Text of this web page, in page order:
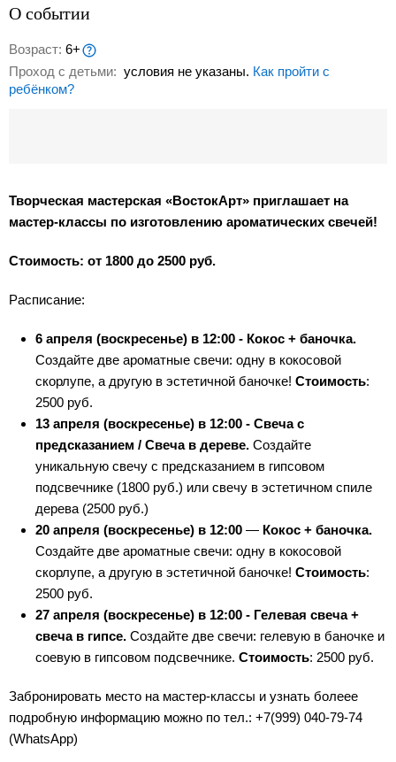
О событии
Возраст: 6+
Проход с детьми: условия не указаны. Как пройти с
ребёнком?
Творческая мастерская «ВостокАрт» приглашает на
мастер-классы по изготовлению ароматических свечей!
Стоимость: от 1800 до 2500 руб.
Расписание:
6 апреля (воскресенье) в 12:00 - Кокос + баночка.
Создайте две ароматные свечи: одну в кокосовой
скорлупе, а другую в эстетичной баночке! Стоимость:
2500 руб.
13 апреля (воскресенье) в 12:00 - Свеча с
предсказанием / Свеча в дереве. Создайте
уникальную свечу с предсказанием в гипсовом
подсвечнике (1800 руб.) или свечу в эстетичном спиле
дерева (2500 руб.)
20 апреля (воскресенье) в 12:00 — Кокос + баночка.
Создайте две ароматные свечи: одну в кокосовой
скорлупе, а другую в эстетичной баночке! Стоимость:
2500 руб.️
27 апреля (воскресенье) в 12:00 - Гелевая свеча +
свеча в гипсе. Создайте две свечи: гелевую в баночке и
соевую в гипсовом подсвечнике. Стоимость: 2500 руб.
Забронировать место на мастер-классы и узнать болеее
подробную информацию можно по тел.: +7(999) 040-79-74
(WhatsApp)